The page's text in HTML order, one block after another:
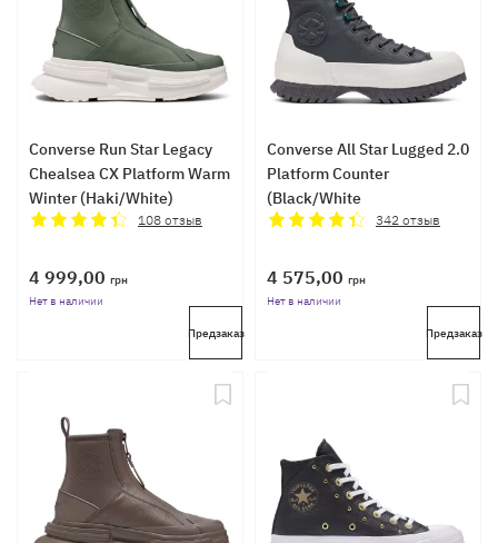
Converse Run Star Legacy
Chealsea CX Platform Warm
Winter (Haki/White)
108отзыв
4 999,00 грн
Нет в наличии
Предзаказ
Converse All Star Lugged 2.0
Platform Counter
(Black/White
342 отзыв
4 575,00 грн
Нет в наличии
Предзаказ